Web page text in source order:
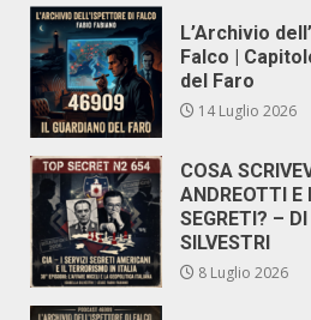
L’Archivio
Falco |
del Faro
14 Luglio 2026
COSA
ANDREOTTI E
SEGRETI? –
SILVESTRI
8 Luglio 2026